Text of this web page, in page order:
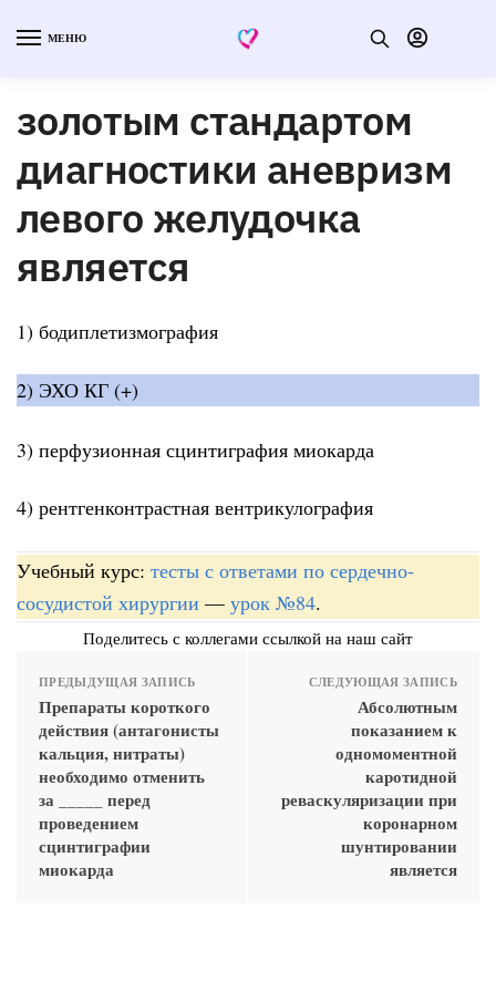
МЕНЮ
золотым стандартом
диагностики аневризм
левого желудочка
является
1) бодиплетизмография
2) ЭХО КГ (+)
3) перфузионная сцинтиграфия миокарда
4) рентгенконтрастная вентрикулография
Учебный курс: тесты с ответами по сердечно-
сосудистой хирургии — урок №84.
Поделитесь с коллегами ссылкой на наш сайт
ПРЕДЫДУЩАЯ ЗАПИСЬ
Препараты короткого
действия (антагонисты
кальция, нитраты)
необходимо отменить
за _____ перед
проведением
сцинтиграфии
миокарда
СЛЕДУЮЩАЯ ЗАПИСЬ
Абсолютным
показанием к
одномоментной
каротидной
реваскуляризации при
коронарном
шунтировании
является